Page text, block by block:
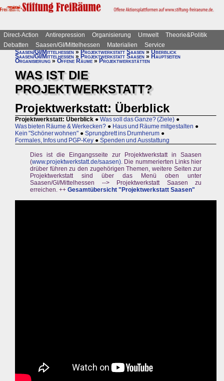
Direct-Action Antirepression Organisierung Umwelt
Theorie&Politik
Debatten
Saasen/GI/Mittelhessen Materialien
Service
Saasen/GI/Mittelhessen»Projektwerkstatt Saasen»Überblick
Saasen/GI/Mittelhessen » Projektwerkstatt Saasen » Hauptseiten
Organisierung » Offene Räume » Projektwerkstätten
WAS IST DIE
PROJEKTWERKSTATT?
Projektwerkstatt: Überblick
Projektwerkstatt: Überblick ● Was soll das Ganze? (Ziele) ●
Was bieten Räume & Werkecken? ● Haus und Räume mitgestalten ●
Kein "Schöner wohnen" ● Sprungbrett ins Drumherum ●
Formales, Infos und PGP-Key ● Spenden und Ausstattung
Dies ist die Eingangsseite zur Projektwerkstatt in Saasen
(www.projektwerkstatt.de/saasen). Die nummerierten Links hier
drüber führen zu den zugehörigen Themen, weitere Seiten zur
Projektwerkstatt sind über das Menü oben unter
Saasen/GI/Mittelhessen --> Projektwerkstatt Saasen zu
erreichen. ++ Gesamtübersicht "Projektwerkstatt Saasen"